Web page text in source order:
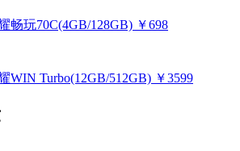
畅玩70C(4GB/128GB) ￥698
WIN Turbo(12GB/512GB) ￥3599